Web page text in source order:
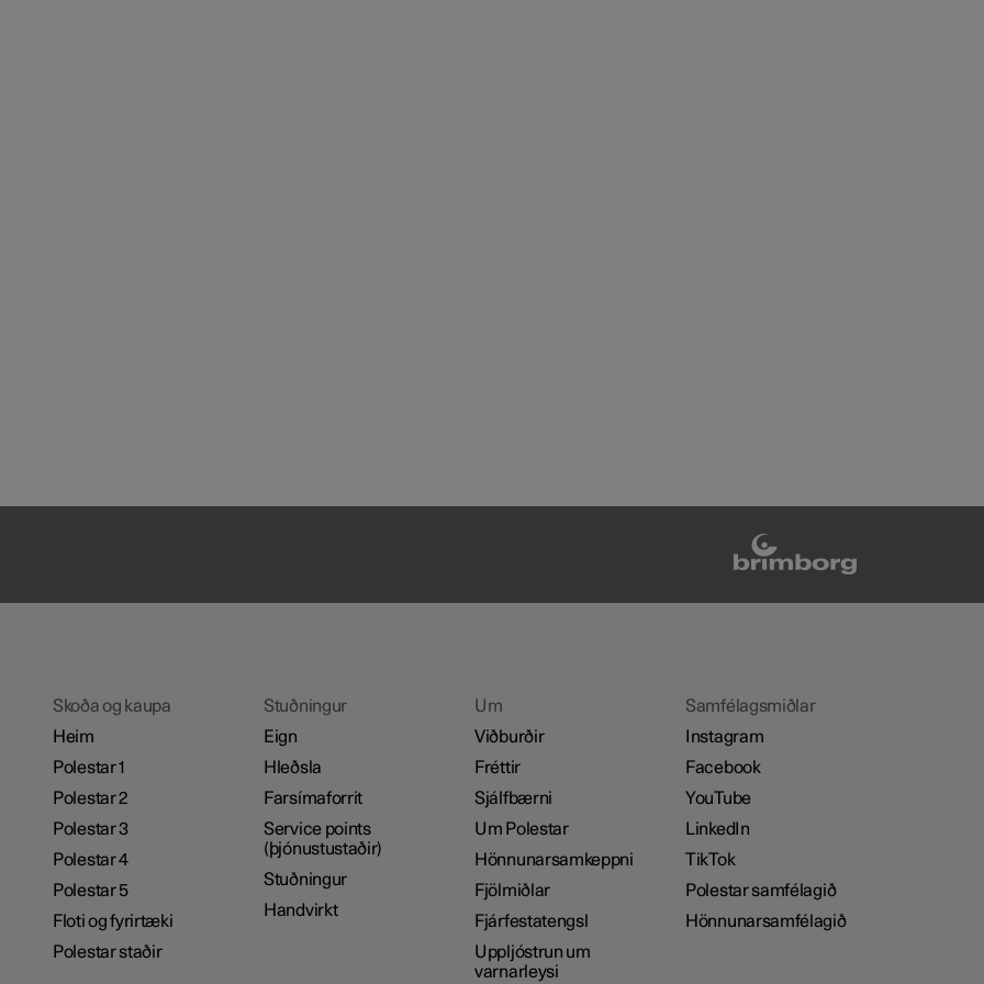
Skoða og kaupa
Heim
Polestar 1
Polestar 2
Polestar 3
Polestar 4
Polestar 5
Floti og fyrirtæki
Polestar staðir
Stuðningur
Eign
Hleðsla
Farsímaforrit
Service points
(þjónustustaðir)
Stuðningur
Handvirkt
Um
Viðburðir
Fréttir
Sjálfbærni
Um Polestar
Hönnunarsamkeppni
Fjölmiðlar
Fjárfestatengsl
Uppljóstrun um
varnarleysi
Samfélagsmiðlar
Instagram
Facebook
YouTube
LinkedIn
TikTok
Polestar samfélagið
Hönnunarsamfélagið